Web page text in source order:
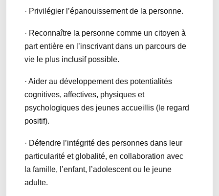
· Privilégier l’épanouissement de la personne.
· Reconnaître la personne comme un citoyen à
part entière en l’inscrivant dans un parcours de
vie le plus inclusif possible.
· Aider au développement des potentialités
cognitives, affectives, physiques et
psychologiques des jeunes accueillis (le regard
positif).
· Défendre l’intégrité des personnes dans leur
particularité et globalité, en collaboration avec
la famille, l’enfant, l’adolescent ou le jeune
adulte.